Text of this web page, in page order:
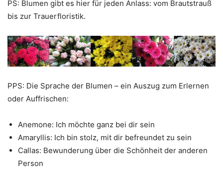
PS: Blumen gibt es hier für jeden Anlass: vom Brautstrauß
bis zur Trauerfloristik.
PPS: Die Sprache der Blumen – ein Auszug zum Erlernen
oder Auffrischen:
Anemone: Ich möchte ganz bei dir sein
Amaryllis: Ich bin stolz, mit dir befreundet zu sein
Callas: Bewunderung über die Schönheit der anderen
Person